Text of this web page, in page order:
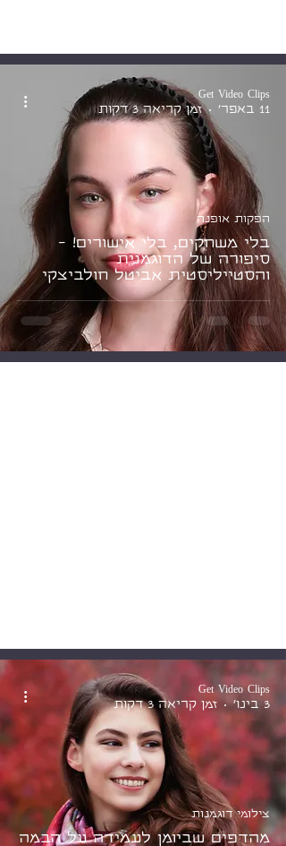
בלי משחקים, בלי אישורים! -
סיפורה של הדוגמנית
והסטייליסטית אביטל חולביצקי
הפקות אופנה
Get Video Clips
11 באפר׳
זמן קריאה 3 דקות
מהדפים שביומן לעמידה על הבמה
צילומי דוגמנות
Get Video Clips
3 בינו׳
זמן קריאה 3 דקות